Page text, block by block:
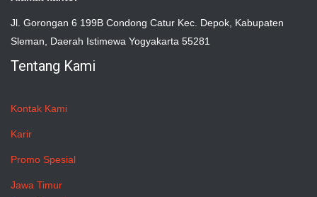
Jl. Gorongan 6 199B Condong Catur Kec. Depok, Kabupaten
Sleman, Daerah Istimewa Yogyakarta 55281
Tentang Kami
Kontak Kami
Karir
Promo Spesial
Jawa Timur